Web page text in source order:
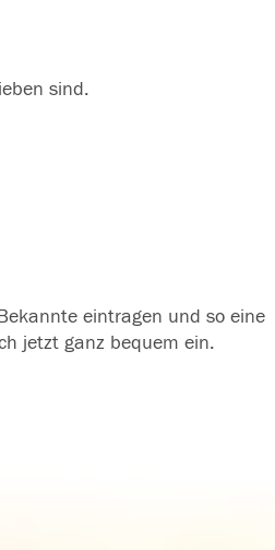
sind.
eintragen und so eine
jetzt ganz bequem ein.